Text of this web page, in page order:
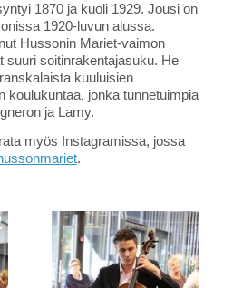
1870 ja kuoli 1929. Jousi on
1920-luvun alussa.
Hussonin Mariet-vaimon
suuri soitinrakentajasuku. He
kuuluisien
koulukuntaa, jonka tunnetuimpia
ja Lamy.
myös Instagramissa, jossa
.